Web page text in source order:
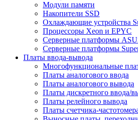
Модули памяти
Накопители SSD
Охлаждающие устройства
Процессоры Xeon и EPYC
Серверные платформы
Серверные платформы
Платы ввода-вывода
Многофункциональные
Платы аналогового ввода
Платы аналогового вывода
Платы дискретного ввода/
Платы релейного вывода
Платы счетчика-